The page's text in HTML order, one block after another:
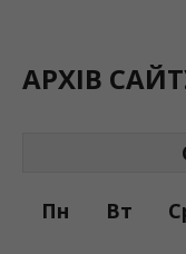
АРХІВ
Пн Вт